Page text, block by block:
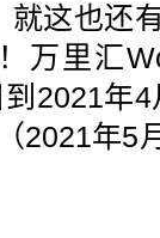
这也还
万里汇
2021年
2021年5